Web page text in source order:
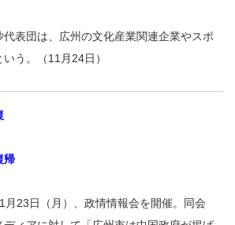
表団は、広州の文化産業関連企業やスポ
う。（11月24日）
帰
月23日（月）、政情情報会を開催。同会